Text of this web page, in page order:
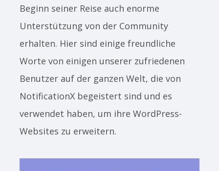
Beginn seiner Reise auch enorme
Unterstützung von der Community
erhalten. Hier sind einige freundliche
Worte von einigen unserer zufriedenen
Benutzer auf der ganzen Welt, die von
NotificationX begeistert sind und es
verwendet haben, um ihre WordPress-
Websites zu erweitern.